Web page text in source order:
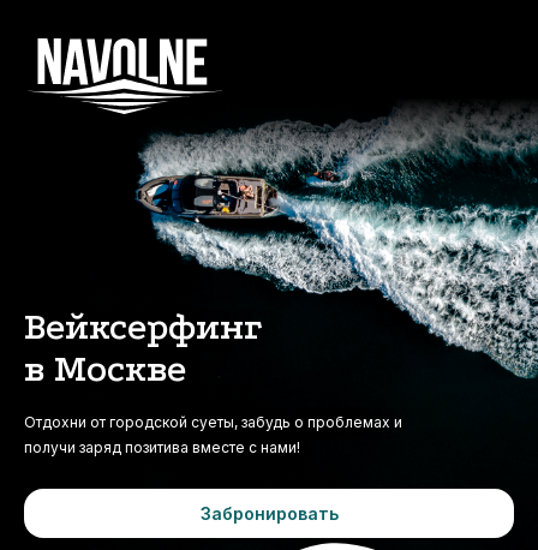
Вейксерфинг
в Москве
Отдохни от городской суеты, забудь о проблемах и
получи заряд позитива вместе с нами!
Забронировать